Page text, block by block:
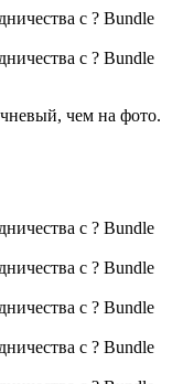
чем на фото.